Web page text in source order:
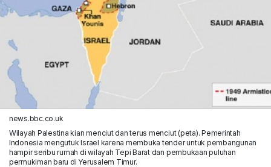
news.bbc.co.uk
Wilayah Palestina kian menciut dan terus menciut (peta). Pemerintah
Indonesia mengutuk Israel karena membuka tender untuk pembangunan
hampir seribu rumah di wilayah Tepi Barat dan pembukaan puluhan
permukiman baru di Yerusalem Timur.